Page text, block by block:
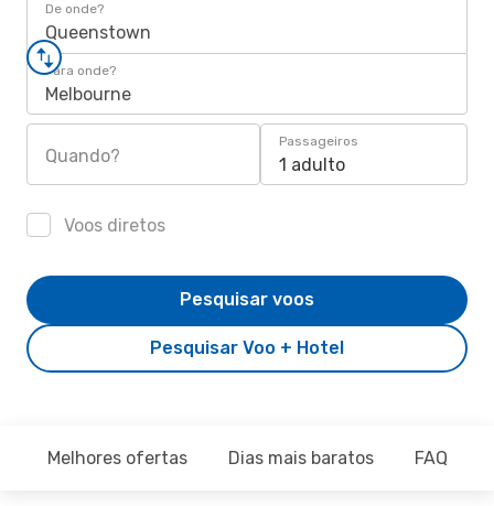
De onde?
Queenstown
Para onde?
Melbourne
Quando?
Passageiros
1 adulto
Voos diretos
Pesquisar Voo + Hotel
Pesquisar voos
Melhores ofertas Dias mais baratos FAQ